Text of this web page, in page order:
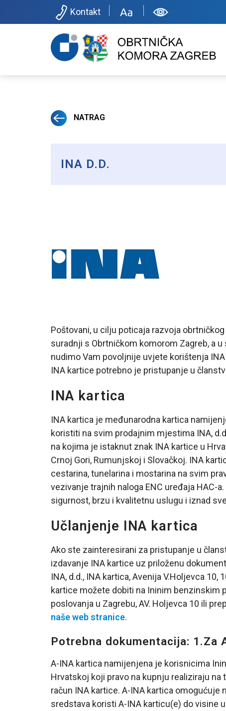
Kontakt
NATRAG
INA D.D.
Poštovani, u cilju poticaja razvoja
suradnji s Obrtničkom komorom Zagreb, a
nudimo Vam povoljnije uvjete korištenja
INA kartice potrebno je pristupanje u
INA kartica
INA kartica je međunarodna kartica
koristiti na svim prodajnim mjestima INA,
na kojima je istaknut znak INA kartice u
Crnoj Gori, Rumunjskoj i Slovačkoj. INA
cestarina, tunelarina i mostarina na svim
vezivanje trajnih naloga ENC uređaja HAC-
sigurnost, brzu i kvalitetnu uslugu i iznad
Učlanjenje INA kartica
Ako ste zainteresirani za pristupanje u
izdavanje INA kartice uz priloženu
INA, d.d., INA kartica, Avenija V.Holjevca
kartice možete dobiti na Ininim benzinskim
poslovanja u Zagrebu, AV. Holjevca 10 ili
naše web stranice.
Potrebna dokumentacija: 1.Za
A-INA kartica namijenjena je korisnicima
Hrvatskoj koji pravo na kupnju realiziraju
račun INA kartice. A-INA kartica omogućuje
sredstava koristi A-INA karticu(e) do visine